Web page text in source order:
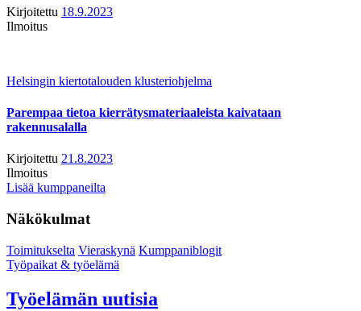
Kirjoitettu 18.9.2023
Ilmoitus
Helsingin kiertotalouden klusteriohjelma
Parempaa tietoa kierrätysmateriaaleista kaivataan
rakennusalalla
Kirjoitettu 21.8.2023
Ilmoitus
Lisää kumppaneilta
Näkökulmat
Toimitukselta Vieraskynä Kumppaniblogit
Työpaikat & työelämä
Työelämän uutisia